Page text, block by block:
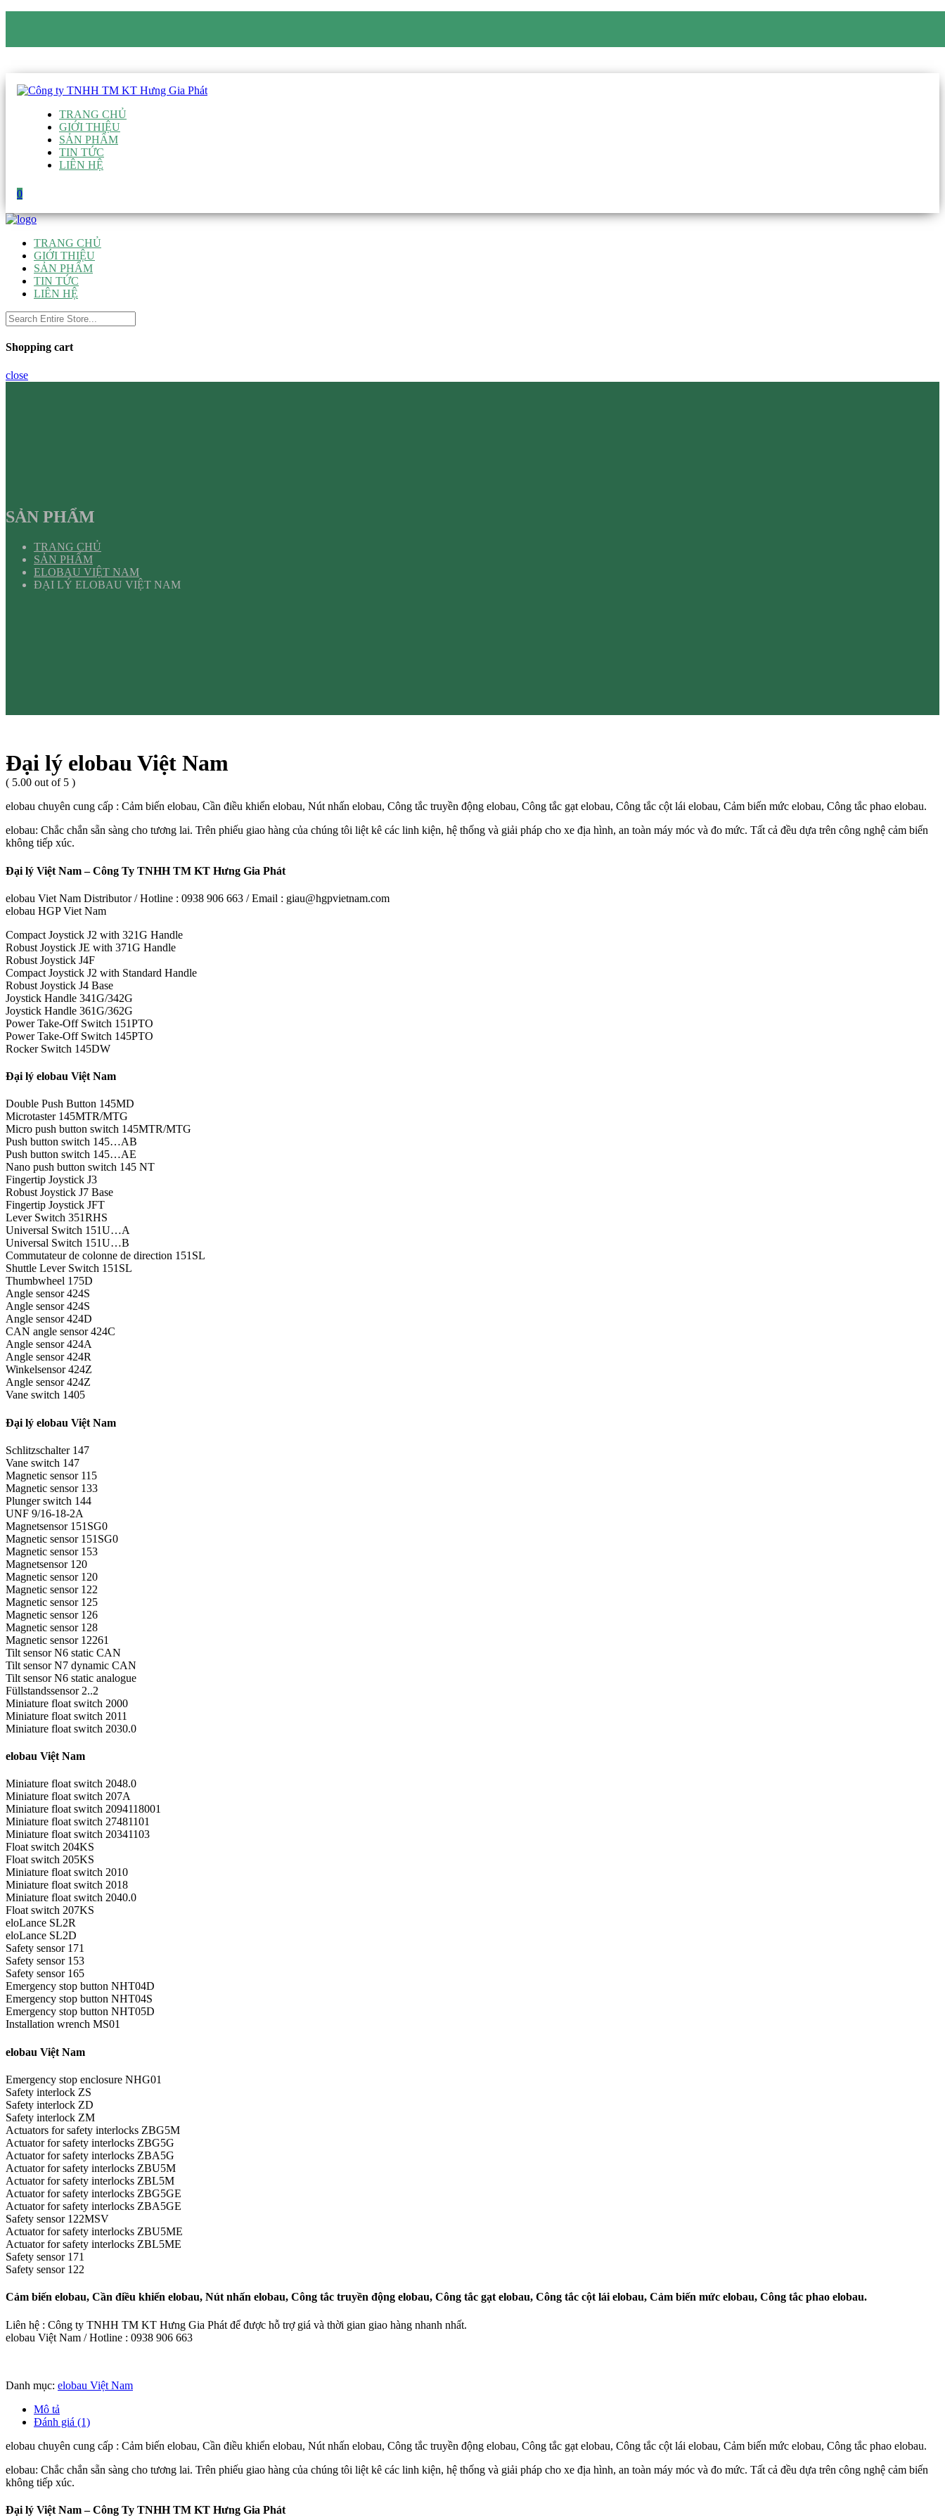
TRANG CHỦ
GIỚI THIỆU
SẢN PHẨM
TIN TỨC
LIÊN HỆ
0
TRANG CHỦ
GIỚI THIỆU
SẢN PHẨM
TIN TỨC
LIÊN HỆ
Shopping cart
close
SẢN PHẨM
TRANG CHỦ
SẢN PHẨM
ELOBAU VIỆT NAM
ĐẠI LÝ ELOBAU VIỆT NAM
Đại lý elobau Việt Nam
( 5.00 out of 5 )
elobau chuyên cung cấp : Cảm biến elobau, Cần điều khiển elobau, Nút nhấn elobau, Công tắc truyền động elobau, Công tắc gạt elobau, Công tắc cột lái elobau, Cảm biến mức elobau, Công tắc phao elobau.
elobau: Chắc chắn sẵn sàng cho tương lai. Trên phiếu giao hàng của chúng tôi liệt kê các linh kiện, hệ thống và giải pháp cho xe địa hình, an toàn máy móc và đo mức. Tất cả đều dựa trên công nghệ cảm biến
không tiếp xúc.
Đại lý Việt Nam – Công Ty TNHH TM KT Hưng Gia Phát
elobau Viet Nam Distributor / Hotline : 0938 906 663 / Email : giau@hgpvietnam.com
elobau HGP Viet Nam
Compact Joystick J2 with 321G Handle
Robust Joystick JE with 371G Handle
Robust Joystick J4F
Compact Joystick J2 with Standard Handle
Robust Joystick J4 Base
Joystick Handle 341G/342G
Joystick Handle 361G/362G
Power Take-Off Switch 151PTO
Power Take-Off Switch 145PTO
Rocker Switch 145DW
Đại lý elobau Việt Nam
Double Push Button 145MD
Microtaster 145MTR/MTG
Micro push button switch 145MTR/MTG
Push button switch 145…AB
Push button switch 145…AE
Nano push button switch 145 NT
Fingertip Joystick J3
Robust Joystick J7 Base
Fingertip Joystick JFT
Lever Switch 351RHS
Universal Switch 151U…A
Universal Switch 151U…B
Commutateur de colonne de direction 151SL
Shuttle Lever Switch 151SL
Thumbwheel 175D
Angle sensor 424S
Angle sensor 424S
Angle sensor 424D
CAN angle sensor 424C
Angle sensor 424A
Angle sensor 424R
Winkelsensor 424Z
Angle sensor 424Z
Vane switch 1405
Đại lý elobau Việt Nam
Schlitzschalter 147
Vane switch 147
Magnetic sensor 115
Magnetic sensor 133
Plunger switch 144
UNF 9/16-18-2A
Magnetsensor 151SG0
Magnetic sensor 151SG0
Magnetic sensor 153
Magnetsensor 120
Magnetic sensor 120
Magnetic sensor 122
Magnetic sensor 125
Magnetic sensor 126
Magnetic sensor 128
Magnetic sensor 12261
Tilt sensor N6 static CAN
Tilt sensor N7 dynamic CAN
Tilt sensor N6 static analogue
Füllstandssensor 2..2
Miniature float switch 2000
Miniature float switch 2011
Miniature float switch 2030.0
elobau Việt Nam
Miniature float switch 2048.0
Miniature float switch 207A
Miniature float switch 2094118001
Miniature float switch 27481101
Miniature float switch 20341103
Float switch 204KS
Float switch 205KS
Miniature float switch 2010
Miniature float switch 2018
Miniature float switch 2040.0
Float switch 207KS
eloLance SL2R
eloLance SL2D
Safety sensor 171
Safety sensor 153
Safety sensor 165
Emergency stop button NHT04D
Emergency stop button NHT04S
Emergency stop button NHT05D
Installation wrench MS01
elobau Việt Nam
Emergency stop enclosure NHG01
Safety interlock ZS
Safety interlock ZD
Safety interlock ZM
Actuators for safety interlocks ZBG5M
Actuator for safety interlocks ZBG5G
Actuator for safety interlocks ZBA5G
Actuator for safety interlocks ZBU5M
Actuator for safety interlocks ZBL5M
Actuator for safety interlocks ZBG5GE
Actuator for safety interlocks ZBA5GE
Safety sensor 122MSV
Actuator for safety interlocks ZBU5ME
Actuator for safety interlocks ZBL5ME
Safety sensor 171
Safety sensor 122
Cảm biến elobau, Cần điều khiển elobau, Nút nhấn elobau, Công tắc truyền động elobau, Công tắc gạt elobau, Công tắc cột lái elobau, Cảm biến mức elobau, Công tắc phao elobau.
Liên hệ : Công ty TNHH TM KT Hưng Gia Phát để được hỗ trợ giá và thời gian giao hàng nhanh nhất.
elobau Việt Nam / Hotline : 0938 906 663
Danh mục: elobau Việt Nam
Mô tả
Đánh giá (1)
elobau chuyên cung cấp : Cảm biến elobau, Cần điều khiển elobau, Nút nhấn elobau, Công tắc truyền động elobau, Công tắc gạt elobau, Công tắc cột lái elobau, Cảm biến mức elobau, Công tắc phao elobau.
elobau: Chắc chắn sẵn sàng cho tương lai. Trên phiếu giao hàng của chúng tôi liệt kê các linh kiện, hệ thống và giải pháp cho xe địa hình, an toàn máy móc và đo mức. Tất cả đều dựa trên công nghệ cảm biến
không tiếp xúc.
Đại lý Việt Nam – Công Ty TNHH TM KT Hưng Gia Phát